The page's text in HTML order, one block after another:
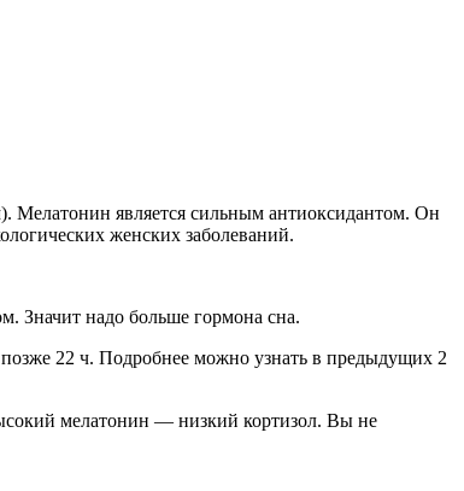
Мелатонин является сильным антиоксидантом. Он
женских заболеваний.
Значит надо больше гормона сна.
22 ч. Подробнее можно узнать в предыдущих 2
мелатонин — низкий кортизол. Вы не